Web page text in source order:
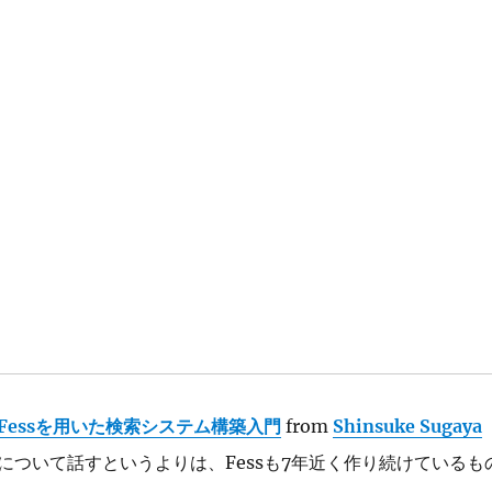
を用いた検索システム構築入門 from Shinsuke Sugaya
ついて話すというよりは、Fessも7年近く作り続けているも